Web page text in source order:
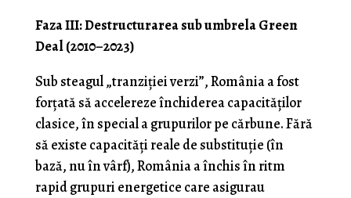
Faza III: Destructurarea sub umbrela Green
Deal (2010–2023)
Sub steagul „tranziției verzi”, România a fost
forțată să accelereze închiderea capacităților
clasice, în special a grupurilor pe cărbune. Fără
să existe capacități reale de substituție (în
bază, nu în vârf), România a închis în ritm
rapid grupuri energetice care asigurau